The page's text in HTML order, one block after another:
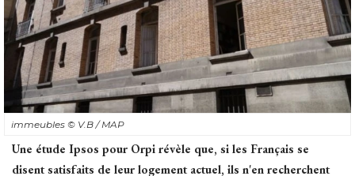
immeubles © V.B / MAP
Une étude Ipsos pour Orpi révèle que, si les Français se
disent satisfaits de leur logement actuel, ils n'en recherchent